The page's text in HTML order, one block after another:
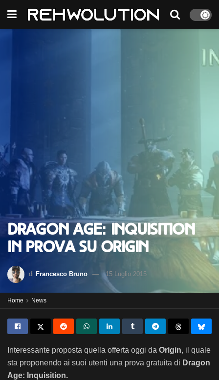
Dragon Age: Inquisition
in prova su Origin
di Francesco Bruno 15 Luglio 2015
Home News
Interessante proposta quella offerta oggi da Origin, il quale
sta proponendo ai suoi utenti una prova gratuita di Dragon
Age: Inquisition.